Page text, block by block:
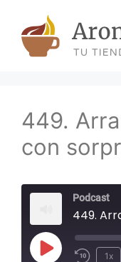
content
449.
con
Podcast
449.
Play
1x